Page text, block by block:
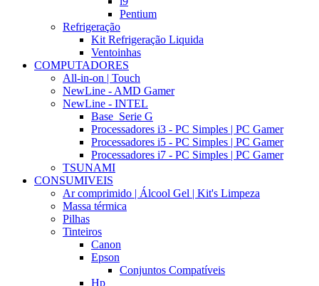
Pentium
Refrigeração
Kit Refrigeração Liquida
Ventoinhas
COMPUTADORES
All-in-on | Touch
NewLine - AMD Gamer
NewLine - INTEL
Base_Serie G
Processadores i3 - PC Simples | PC Gamer
Processadores i5 - PC Simples | PC Gamer
Processadores i7 - PC Simples | PC Gamer
TSUNAMI
CONSUMIVEIS
Ar comprimido | Álcool Gel | Kit's Limpeza
Massa térmica
Pilhas
Tinteiros
Canon
Epson
Conjuntos Compatíveis
Hp